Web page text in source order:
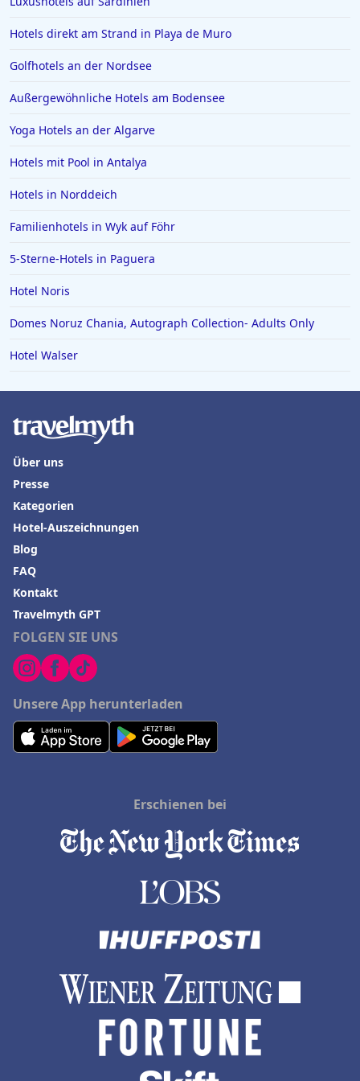
Hotels im Boutique-Stil in Baja California
Hotels im Boutique-Stil in Medellín
Hotels direkt am Strand in Playa de Muro
Golfhotels an der Nordsee
Außergewöhnliche Hotels am Bodensee
Yoga Hotels an der Algarve
Hotels mit Pool in Antalya
Hotels in Norddeich
Familienhotels in Wyk auf Föhr
5-Sterne-Hotels in Paguera
Hotel Noris
Domes Noruz Chania, Autograph Collection- Adults Only
Hotel Walser
FOLGEN SIE UNS
Unsere App herunterladen
Über uns
Presse
Kategorien
Hotel-Auszeichnungen
Blog
FAQ
Kontakt
Travelmyth GPT
Erschienen bei